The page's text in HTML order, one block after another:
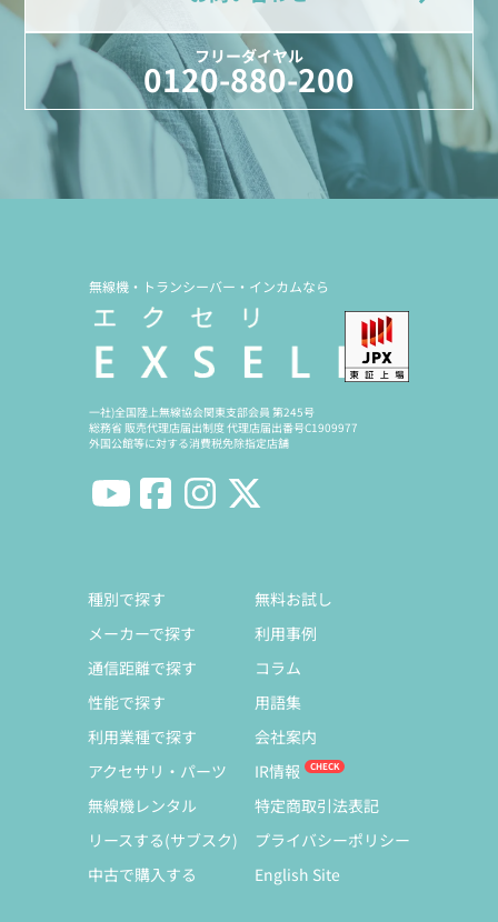
フリーダイヤル
0120-880-200
無線機・トランシーバー・インカムなら
一社)全国陸上無線協会関東支部会員 第245号
総務省 販売代理店届出制度 代理店届出番号C1909977
外国公館等に対する消費税免除指定店舗
種別で探す
メーカーで探す
通信距離で探す
性能で探す
利用業種で探す
アクセサリ・パーツ
無線機レンタル
リースする(サブスク)
中古で購入する
無料お試し
利用事例
コラム
用語集
会社案内
IR情報
特定商取引法表記
プライバシーポリシー
English Site